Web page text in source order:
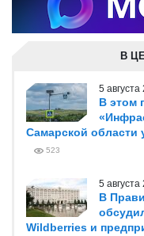
В
5 августа
В этом
Самарской области
523
5 августа
В
Wildberries и